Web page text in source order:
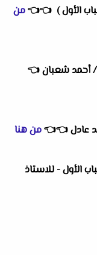
الأول ) 👈
👈من
/ أحمد شعبان👈
عادل👈
👈من هنا
الأول - للاستاذ